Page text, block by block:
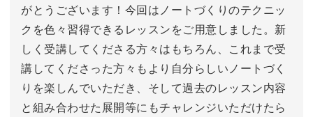
がとうございます！今回はノートづくりのテクニッ
クを色々習得できるレッスンをご用意しました。新
しく受講してくださる方々はもちろん、これまで受
講してくださった方々もより自分らしいノートづく
りを楽しんでいただき、そして過去のレッスン内容
と組み合わせた展開等にもチャレンジいただけたら